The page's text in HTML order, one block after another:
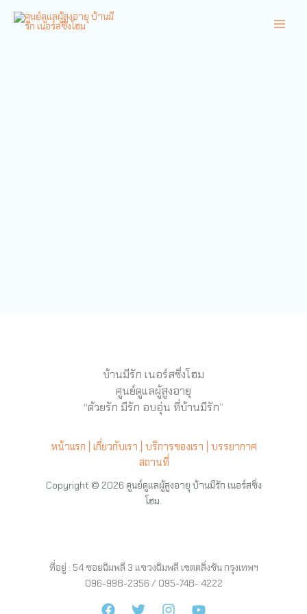
บ้านมีรัก เนอร์สซิ่งโฮม
ศูนย์ดูแลผู้สูงอายุ
“ด้วยรัก มีรัก อบอุ่น ที่บ้านมีรัก”
หน้าแรก | เกี่ยวกับเรา | บริการของเรา | บรรยากาศ
สถานที่
Copyright © 2026 ศูนย์ดูแลผู้สูงอายุ บ้านมีรัก เนอร์สซิ่ง
โฮม.
ที่อยู่ : 54 ซอยฉิมพลี 3 แขวงฉิมพลี เขตตลิ่งชัน กรุงเทพฯ
096-998-2356 / 095-748- 4222